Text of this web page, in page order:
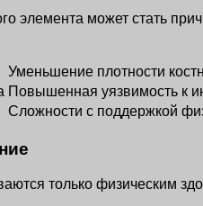
элемента может стать
Уменьшение плотности
Повышенная уязвимость к
Сложности с поддержкой
только физическим